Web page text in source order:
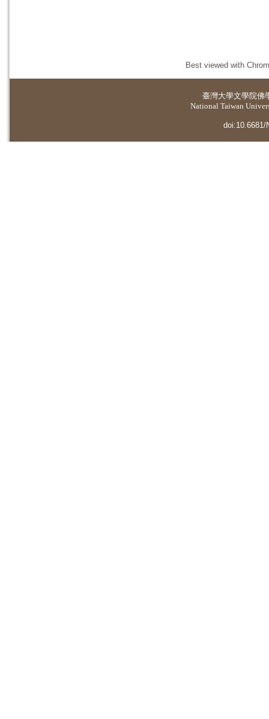
Best viewed with
臺灣大學文學院佛
National Taiwan
doi:10.6681/